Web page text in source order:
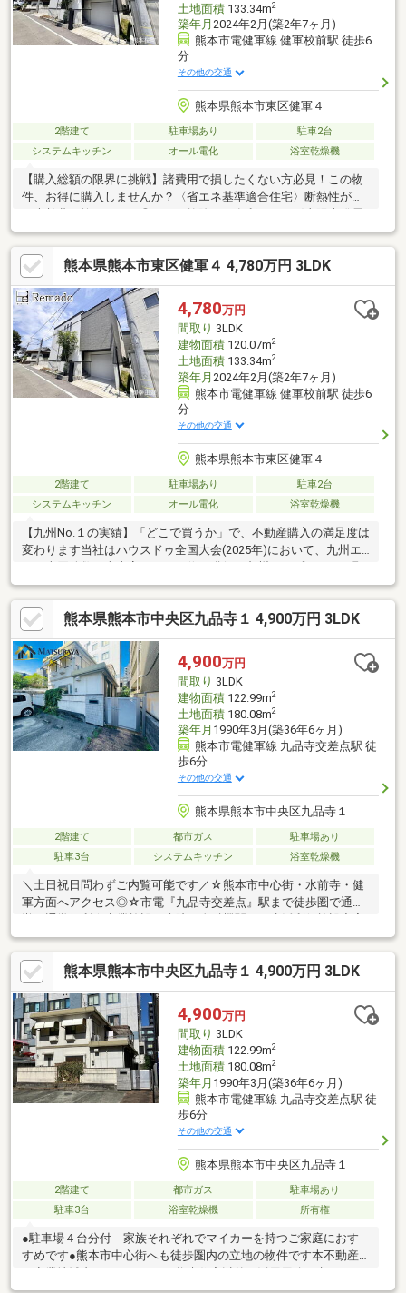
土地面積133.34m2
築年月 2024年2月(築2年7ヶ月)
熊本市電健軍線 健軍校前駅 徒歩6
分
その他の交通
熊本県熊本市東区健軍４
2階建て 駐車場あり
駐車2台
システムキッチン
オール電化 浴室乾燥機
【購入総額の限界に挑戦】諸費用で損したくない方必見！この物
件、お得に購入しませんか？〈省エネ基準適合住宅〉断熱性が高
システム〉電気は家で作る時代。停電への備えとしても安心で
す。〈家具付き物件〉おしゃれな家具付物件。新生活をお得に始
められます◎〈無駄な動きゼロ〉家事動線を重視した間取りで家
事がサクサク進みます【内覧ツアー】 熊本県全域の気になる物件
を全て弊社でまとめてご内覧いただけます水曜日や１８時以降、
お仕事終わりの内覧も柔軟に対応！物件選びからお引渡しまで
『ハウスドゥ熊本桜町』が全力でサポートします
熊本県熊本市東区健軍４ 4,780万円 3LDK
4,780万円
間取り 3LDK
建物面積120.07m2
土地面積133.34m2
築年月 2024年2月(築2年7ヶ月)
熊本市電健軍線 健軍校前駅 徒歩6
分
その他の交通
熊本県熊本市東区健軍４
2階建て 駐車場あり
駐車2台
システムキッチン
オール電化 浴室乾燥機
【九州No.１の実績】「どこで買うか」で、不動産購入の満足度は
変わります当社はハウスドゥ全国大会(2025年)において、九州エ
引実績に裏打ちされた交渉力で、購入価格を最大限に抑えます
♪【内覧ツアー】熊本県全域の気になる物件を全て当社でまとめて
ご内覧いただけます☆窓口を一つに絞れるから手間も時間もかか
りません【購入総額の限界へ挑戦】もっと安く買えるのでは？そ
んな悩みは当社が解決します当社ではオプション費用（エアコ
ン、太陽光等）もお客様に代わり相見積もり他社様でお見積もり
を取った後でも大丈夫！一度ご相談ください！
熊本県熊本市中央区九品寺１ 4,900万円 3LDK
4,900万円
間取り 3LDK
建物面積122.99m2
土地面積180.08m2
築年月 1990年3月(築36年6ヶ月)
熊本市電健軍線 九品寺交差点駅 徒
歩6分
その他の交通
熊本県熊本市中央区九品寺１
2階建て 都市ガス
駐車場あり
駐車3台
システムキッチン 浴室乾燥機
＼土日祝日問わずご内覧可能です／☆熊本市中心街・水前寺・健
軍方面へアクセス◎☆市電『九品寺交差点』駅まで徒歩圏で通
♪☆人気の白川小学校・白川中学校！ご相談／ご内覧は土日祝日
問わず平日も随時受付中♪女性スタッフも在籍中です！☆キッズ
スペース有の店内☆土日のご相談・ご内覧可能です。お子様との
ご来店でもキッズスペースがございますのでご安心してご来店く
ださい♪□お気軽にお問い合わせください♪TEL：096-206-1230
熊本県熊本市中央区九品寺１ 4,900万円 3LDK
4,900万円
間取り 3LDK
建物面積122.99m2
土地面積180.08m2
築年月 1990年3月(築36年6ヶ月)
熊本市電健軍線 九品寺交差点駅 徒
歩6分
その他の交通
熊本県熊本市中央区九品寺１
2階建て 都市ガス
駐車場あり
駐車3台
浴室乾燥機 所有権
●駐車場４台分付 家族それぞれでマイカーを持つご家庭におす
すめです●熊本市中心街へも徒歩圏内の立地の物件です本不動産
は商業地域内となっており、将来住宅以外の活用用途も考えられ
る資産価値の高い物件です。現在空家となっている関係で、４台